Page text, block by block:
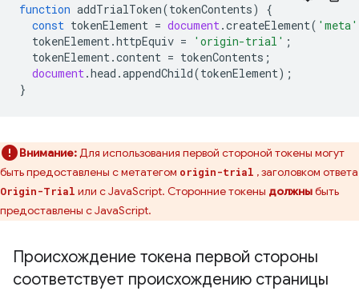
function addTrialToken(tokenContents)
{
const tokenElement = document .createElement( 'meta'
tokenElement .httpEquiv = 'origin-trial' ;
tokenElement .content = tokenContents ;
document .head .appendChild(tokenElement);
}
Внимание:Для использования первой стороной токены могут
быть предоставлены с метатегом origin-trial , заголовком ответа
Origin-Trial или с JavaScript. Сторонние токены должныбыть
предоставлены с JavaScript.
Происхождение токена первой стороны
соответствует происхождению страницы